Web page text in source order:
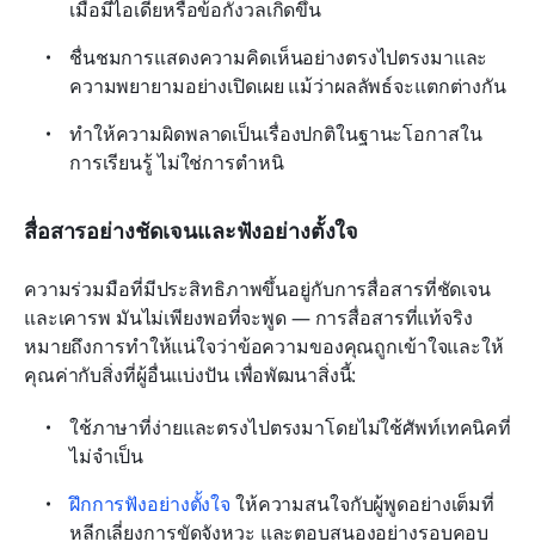
เมื่อมีไอเดียหรือข้อกังวลเกิดขึ้น
ชื่นชมการแสดงความคิดเห็นอย่างตรงไปตรงมาและ
ความพยายามอย่างเปิดเผย แม้ว่าผลลัพธ์จะแตกต่างกัน
ทำให้ความผิดพลาดเป็นเรื่องปกติในฐานะโอกาสใน
การเรียนรู้ ไม่ใช่การตำหนิ
สื่อสารอย่างชัดเจนและฟังอย่างตั้งใจ
ความร่วมมือที่มีประสิทธิภาพขึ้นอยู่กับการสื่อสารที่ชัดเจน
และเคารพ มันไม่เพียงพอที่จะพูด — การสื่อสารที่แท้จริง
หมายถึงการทำให้แน่ใจว่าข้อความของคุณถูกเข้าใจและให้
คุณค่ากับสิ่งที่ผู้อื่นแบ่งปัน เพื่อพัฒนาสิ่งนี้:
ใช้ภาษาที่ง่ายและตรงไปตรงมาโดยไม่ใช้ศัพท์เทคนิคที่
ไม่จำเป็น
ฝึกการฟังอย่างตั้งใจ ให้ความสนใจกับผู้พูดอย่างเต็มที่
หลีกเลี่ยงการขัดจังหวะ และตอบสนองอย่างรอบคอบ